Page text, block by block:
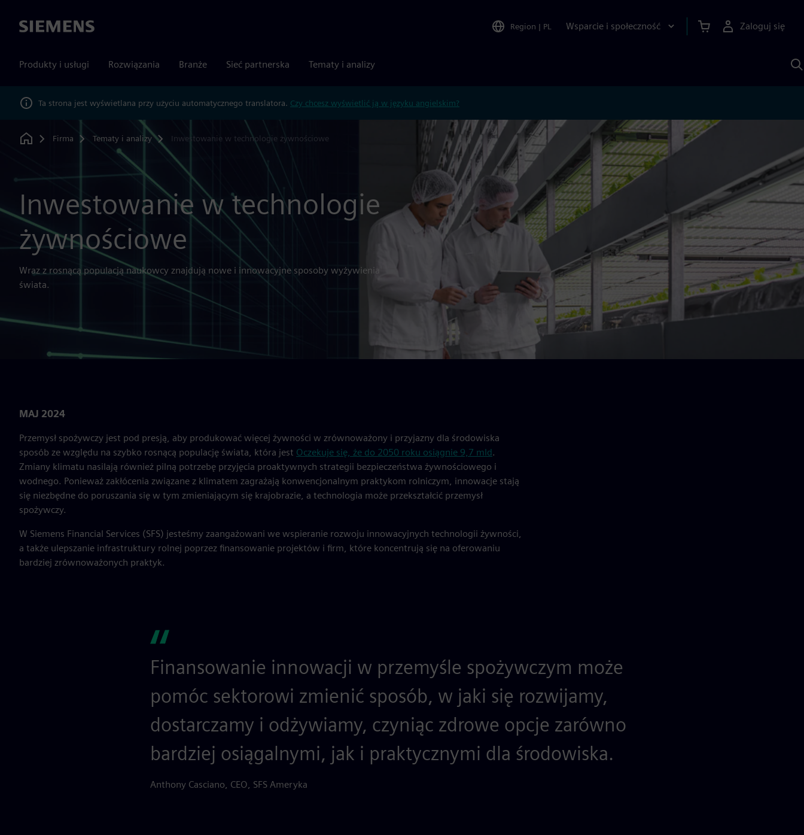
Siemens Region | PL Wsparcie i społeczność Zaloguj się
Produkty i usługi Rozwiązania Branże Sieć partnerska Tematy i analizy
Ta strona jest wyświetlana przy użyciu automatycznego translatora. Czy chcesz wyświetlić ją w języku angielskim?
Home
Firma Tematy i analizy Inwestowanie w technologie żywnościowe
Inwestowanie w technologie
żywnościowe
Wraz z rosnącą populacją naukowcy znajdują nowe i innowacyjne sposoby wyżywienia
świata.
MAJ 2024
Przemysł spożywczy jest pod presją, aby produkować więcej żywności w zrównoważony i przyjazny dla środowiska
sposób ze względu na szybko rosnącą populację świata, która jest Oczekuje się, że do 2050 roku osiągnie 9,7 mld.
Zmiany klimatu nasilają również pilną potrzebę przyjęcia proaktywnych strategii bezpieczeństwa żywnościowego i
wodnego. Ponieważ zakłócenia związane z klimatem zagrażają konwencjonalnym praktykom rolniczym, innowacje stają
się niezbędne do poruszania się w tym zmieniającym się krajobrazie, a technologia może przekształcić przemysł
spożywczy.
W Siemens Financial Services (SFS) jesteśmy zaangażowani we wspieranie rozwoju innowacyjnych technologii żywności,
a także ulepszanie infrastruktury rolnej poprzez finansowanie projektów i firm, które koncentrują się na oferowaniu
bardziej zrównoważonych praktyk.
Finansowanie innowacji w przemyśle spożywczym może
pomóc sektorowi zmienić sposób, w jaki się rozwijamy,
dostarczamy i odżywiamy, czyniąc zdrowe opcje zarówno
bardziej osiągalnymi, jak i praktycznymi dla środowiska.
Anthony Casciano, CEO, SFS Ameryka